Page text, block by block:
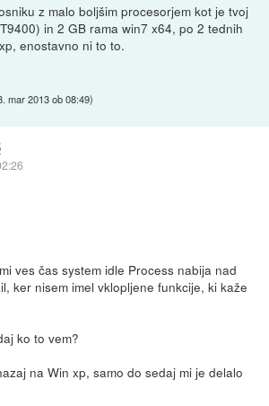
z malo boljšim procesorjem kot je tvoj
in 2 GB rama win7 x64, po 2 tednih
enostavno ni to to.
mar 2013 ob 08:49)
ves čas system idle Process nabija nad
ker nisem imel vklopljene funkcije, ki kaže
ko to vem?
na Win xp, samo do sedaj mi je delalo